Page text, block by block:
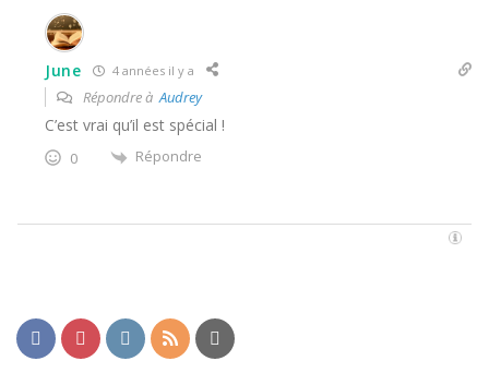
June 4 années il y a
Répondre àAudrey
C’est vrai qu’il est spécial !
0 Répondre